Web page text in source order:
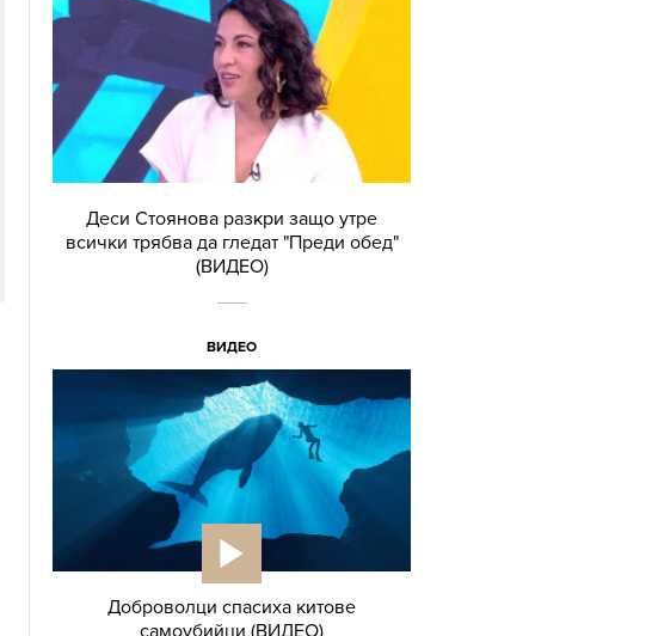
Деси Стоянова разкри защо утре
всички трябва да гледат "Преди обед"
(ВИДЕО)
ВИДЕО
Доброволци спасиха китове
самоубийци (ВИДЕО)